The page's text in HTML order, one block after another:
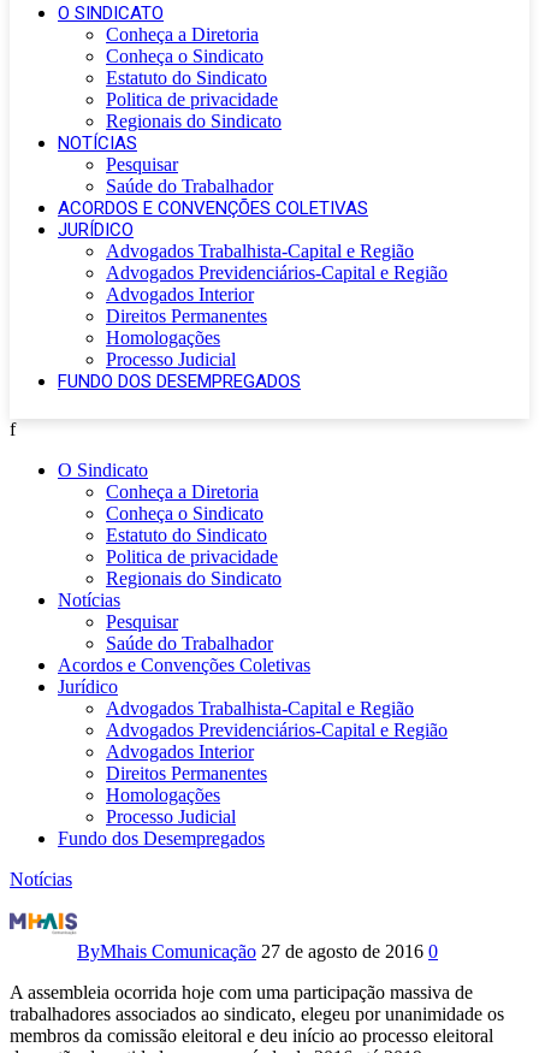
O SINDICATO
Conheça a Diretoria
Conheça o Sindicato
Estatuto do Sindicato
Politica de privacidade
Regionais do Sindicato
NOTÍCIAS
Pesquisar
Saúde do Trabalhador
ACORDOS E CONVENÇÕES COLETIVAS
JURÍDICO
Advogados Trabalhista-Capital e Região
Advogados Previdenciários-Capital e Região
Advogados Interior
Direitos Permanentes
Homologações
Processo Judicial
FUNDO DOS DESEMPREGADOS
f
O Sindicato
Conheça a Diretoria
Conheça o Sindicato
Estatuto do Sindicato
Politica de privacidade
Regionais do Sindicato
Notícias
Pesquisar
Saúde do Trabalhador
Acordos e Convenções Coletivas
Jurídico
Advogados Trabalhista-Capital e Região
Advogados Previdenciários-Capital e Região
Advogados Interior
Direitos Permanentes
Homologações
Processo Judicial
Fundo dos Desempregados
Notícias
Assembleia
define
comissão
ByMhais Comunicação 27 de agosto de 2016 0
A assembleia ocorrida hoje com uma participação massiva de
trabalhadores associados ao sindicato, elegeu por unanimidade os
membros da comissão eleitoral e deu início ao processo eleitoral